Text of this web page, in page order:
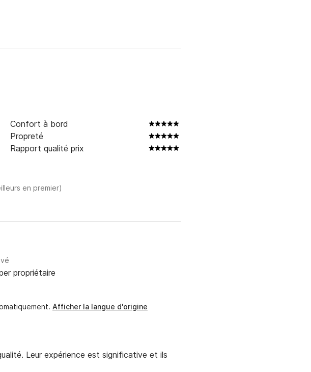
Confort à bord
Propreté
Rapport qualité prix
en premier)
propriétaire
Afficher la langue d'origine
Leur expérience est significative et ils